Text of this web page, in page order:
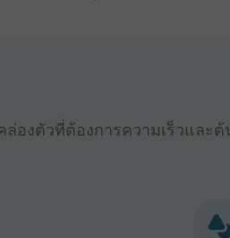
องตัวที่ต้องการความเร็วและ